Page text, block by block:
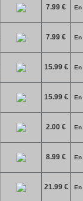
7.99 € En
7.99 € En
15.99 € En
15.99 € En
2.00 € En
8.99 € En
21.99 € En